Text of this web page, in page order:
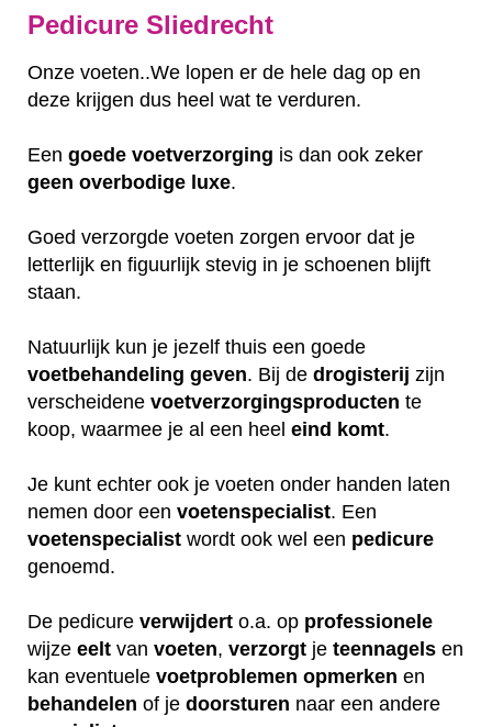
Pedicure Sliedrecht
Onze voeten..We lopen er de hele dag op en
deze krijgen dus heel wat te verduren.
Een goede voetverzorging is dan ook zeker
geen overbodige luxe.
Goed verzorgde voeten zorgen ervoor dat je
letterlijk en figuurlijk stevig in je schoenen blijft
staan.
Natuurlijk kun je jezelf thuis een goede
voetbehandeling geven. Bij de drogisterij zijn
verscheidene voetverzorgingsproducten te
koop, waarmee je al een heel eind komt.
Je kunt echter ook je voeten onder handen laten
nemen door een voetenspecialist. Een
voetenspecialist wordt ook wel een pedicure
genoemd.
De pedicure verwijdert o.a. op professionele
wijze eelt van voeten, verzorgt je teennagels en
kan eventuele voetproblemen opmerken en
behandelen of je doorsturen naar een andere